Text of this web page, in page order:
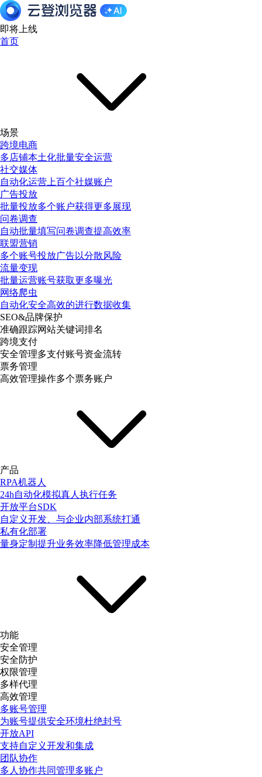
即将上线
首页
场景
跨境电商
多店铺本土化批量安全运营
社交媒体
自动化运营上百个社媒账户
广告投放
批量投放多个账户获得更多展现
问卷调查
自动批量填写问卷调查提高效率
联盟营销
多个账号投放广告以分散风险
流量变现
批量运营账号获取更多曝光
网络爬虫
自动化安全高效的进行数据收集
SEO&品牌保护
准确跟踪网站关键词排名
跨境支付
安全管理多支付账号资金流转
票务管理
高效管理操作多个票务账户
产品
RPA机器人
24h自动化模拟真人执行任务
开放平台SDK
自定义开发、与企业内部系统打通
私有化部署
量身定制提升业务效率降低管理成本
功能
安全管理
安全防护
权限管理
多样代理
高效管理
多账号管理
为账号提供安全环境杜绝封号
开放API
支持自定义开发和集成
团队协作
多人协作共同管理多账户